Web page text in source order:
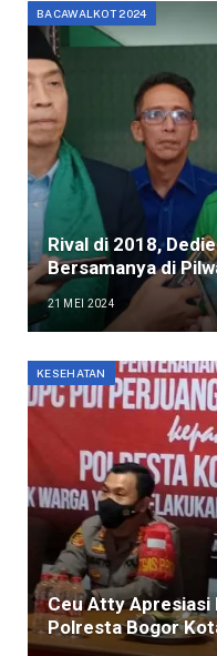
BACAWALKOT 2024
Rival di 2018,
Bersamanya di
21 MEI 2024
KESEHATAN
Ceu Atty Apresiasi
Polresta Bogor